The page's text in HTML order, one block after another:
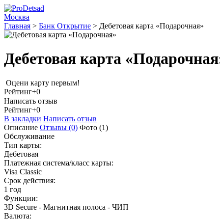
Москва
Главная > Банк Открытие > Дебетовая карта «Подарочная»
Дебетовая карта
Оцени карту первым!
Рейтинг+0
Написать отзыв
Рейтинг+0
В закладки Написать отзыв
Описание Отзывы (0) Фото (1)
Обслуживание
Тип карты:
Дебетовая
Платежная система/класс карты:
Visa Classic
Срок действия:
1 год
Функции:
3D Secure - Магнитная полоса - ЧИП
Валюта: